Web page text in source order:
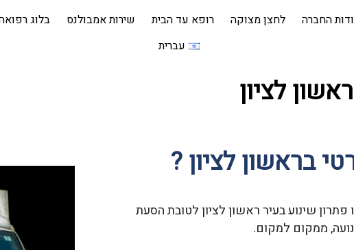
החברה לחצן מצוקה רופא עד הבית שירות אמבולנס
בלוג
עברית
לציון
בראשון לציון ?
פתרון שינוע בעיר ראשון לציון לטובת הסעת
ממקום למקום.